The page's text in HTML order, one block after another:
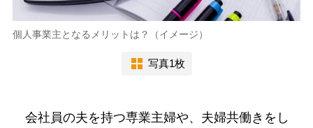
個人事業主となるメリットは？（イメージ）
写真1枚
会社員の夫を持つ専業主婦や、夫婦共働きをし